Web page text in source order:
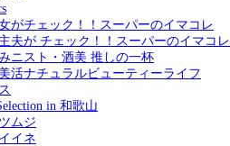
がチェック！！スーパーのイマコレ
夫が チェック！！スーパーのイマコレ
ニスト・酒美 推しの一杯
活ナチュラルビューティーライフ
in 和歌山
ムジ
イネ